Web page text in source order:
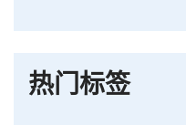
热门标签